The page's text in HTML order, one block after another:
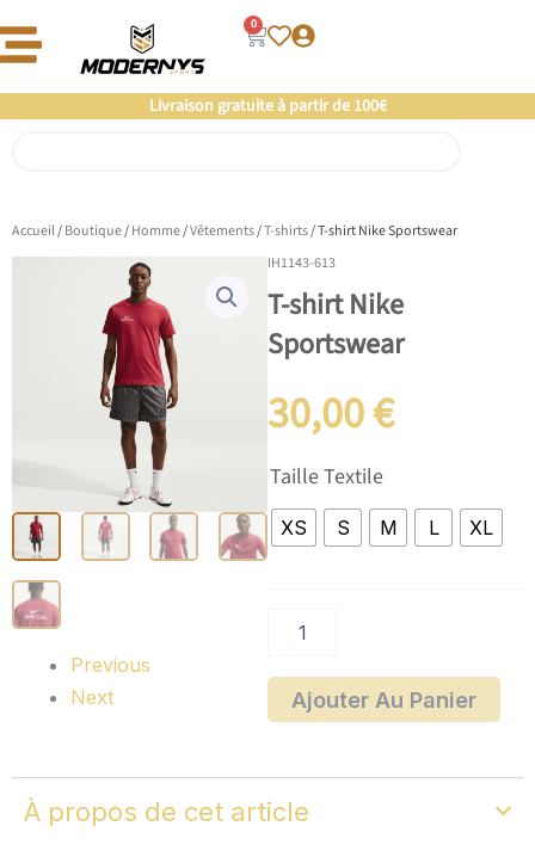
au
0
Panier
Livraison gratuite à partir de 100€
Offre un 🎁 Moderny’s : Coup de 💘 assuré
Accueil/Boutique/Homme/Vêtements/T-shirts/ T-shirt Nike Sportswear
Previous
Next
IH1143-613
T-shirt Nike
Sportswear
30,00€
Taille Textile
XS S M L XL
quantité
de
T-
shirt
Nike
Ajouter Au Panier
À propos de cet article